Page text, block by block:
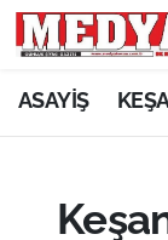
ASAYİŞKEŞAN
ASAYİŞ